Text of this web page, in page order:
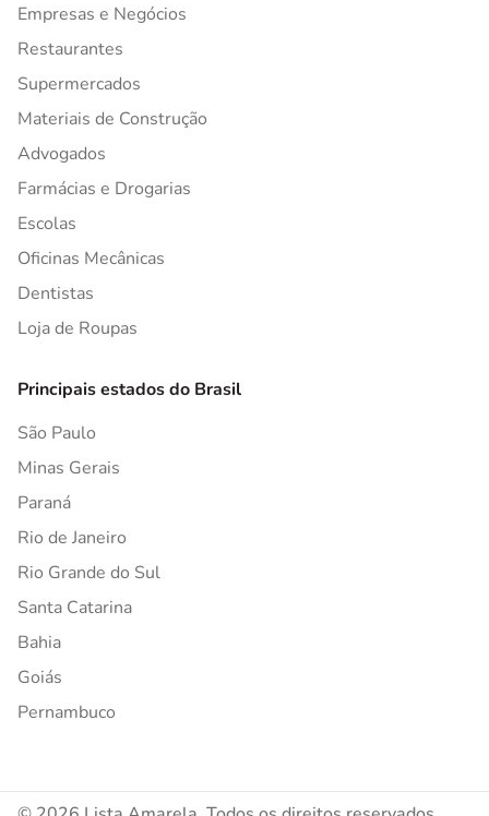
Empresas e Negócios
Restaurantes
Supermercados
Materiais de Construção
Advogados
Farmácias e Drogarias
Escolas
Oficinas Mecânicas
Dentistas
Loja de Roupas
Principais estados do Brasil
São Paulo
Minas Gerais
Paraná
Rio de Janeiro
Rio Grande do Sul
Santa Catarina
Bahia
Goiás
Pernambuco